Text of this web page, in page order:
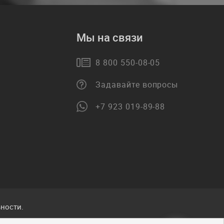
Мы на связи
8 800 550-08-05
Задавайте вопросы
+7 923 019-89-88